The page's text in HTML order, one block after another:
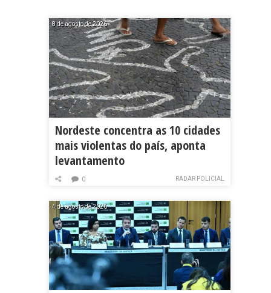
8 de agosto de 2026
Nordeste concentra as 10 cidades
mais violentas do país, aponta
levantamento
RADAR POLICIAL
0
4 de agosto de 2026